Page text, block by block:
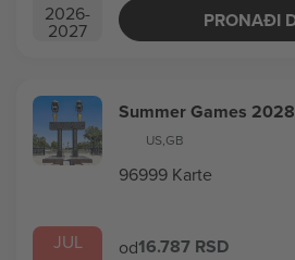
2026-
2027
PRONAĐI
JUL
Summer Games 2028
US,GB
96999 Karte
od16.787 RSD